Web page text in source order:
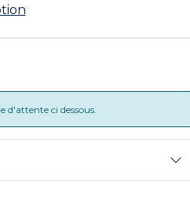
d'attente ci dessous.